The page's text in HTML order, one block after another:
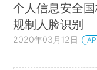
个人信息安全
规制人脸识别
2020年03月12日